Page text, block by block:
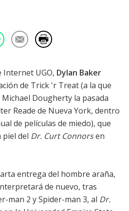
Internet UGO, Dylan Baker
de Trick 'r Treat(a la que
Michael Dougherty la pasada
Reade de Nueva York, dentro
de películas de miedo), que
piel del Dr. Curt Connorsen
entrega del hombre araña,
de nuevo, tras
man 2 ySpider-man 3, al Dr.